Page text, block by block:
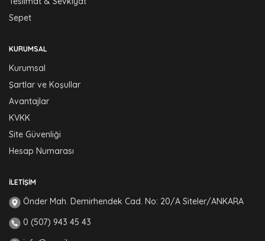
Sepet
KURUMSAL
Kurumsal
Şartlar ve Koşullar
Avantajlar
KVKK
Site Güvenliği
Hesap Numarası
İLETIŞIM
Önder Mah. Demirhendek Cad. No: 20/A Siteler/ANKARA
0 (507) 943 45 43